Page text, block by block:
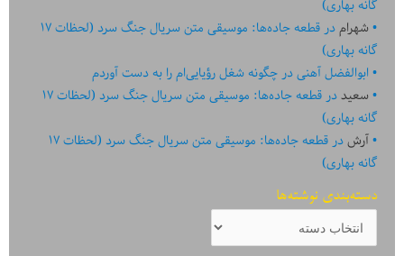
گانه بهاری)
شهرامدر
قطعه جاده‌ها: موسیقی متن سریال جنگ سرد (لحظات ۱۷
گانه بهاری)
ابوالفضل آهنیدرچگونه شغل رؤیایی‌ام را به دست آوردم
سعیددر
قطعه جاده‌ها: موسیقی متن سریال جنگ سرد (لحظات ۱۷
گانه بهاری)
آرشدر
قطعه جاده‌ها: موسیقی متن سریال جنگ سرد (لحظات ۱۷
گانه بهاری)
دسته‌بندی نوشته‌ها
دسته‌بندی
نوشته‌ها